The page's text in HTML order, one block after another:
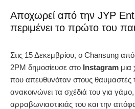
Αποχωρεί από την JYP
περιμένει το πρώτο του
Στις 15 Δεκεμβρίου, ο Chansung
2PM δημοσίευσε στο Instagram μια
που απευθυνόταν στους θαυμαστές
ανακοινώνει τα σχέδιά του για
αρραβωνιαστικιάς του και την